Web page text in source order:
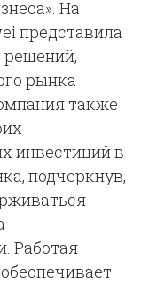
На
представила
решений,
рынка
также
инвестиций в
подчеркнув,
Работая